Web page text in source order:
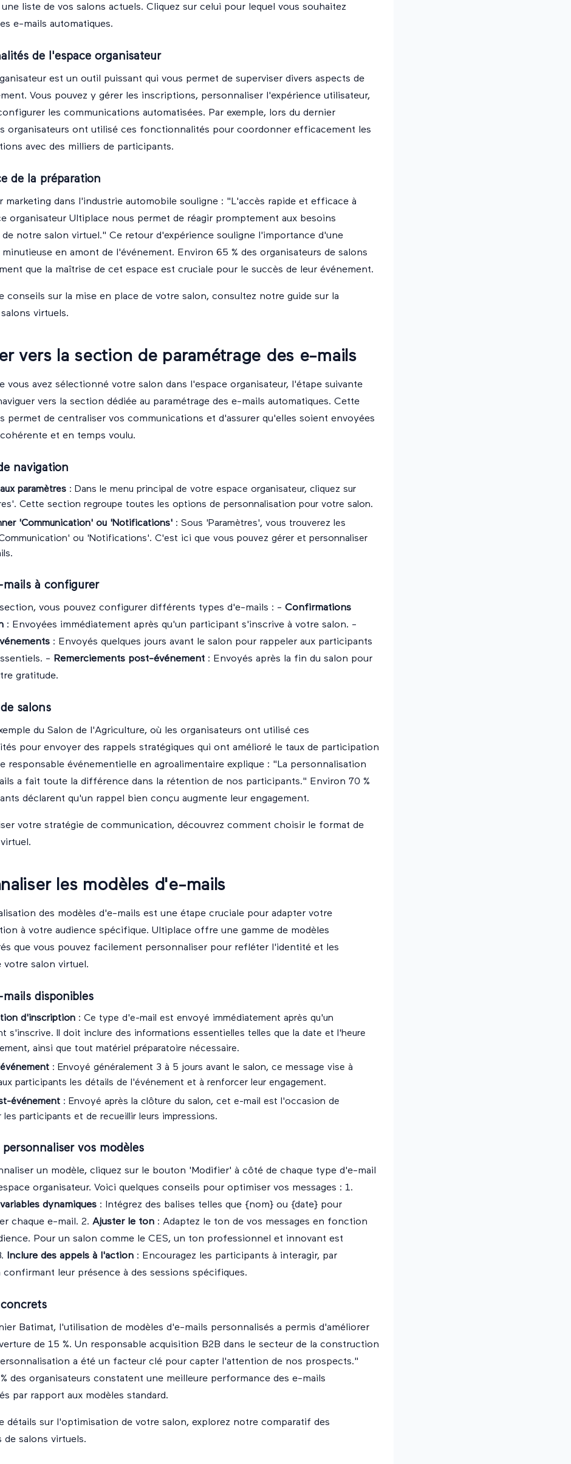
liste de vos salons actuels. Cliquez sur celui pour lequel vous souhaitez
e-mails automatiques.
de l'espace organisateur
est un outil puissant qui vous permet de superviser divers aspects de
Vous pouvez y gérer les inscriptions, personnaliser l'expérience utilisateur,
les communications automatisées. Par exemple, lors du dernier
organisateurs ont utilisé ces fonctionnalités pour coordonner efficacement les
avec des milliers de participants.
de la préparation
marketing dans l'industrie automobile souligne : "L'accès rapide et efficace à
organisateur Ultiplace nous permet de réagir promptement aux besoins
de notre salon virtuel." Ce retour d'expérience souligne l'importance d'une
en amont de l'événement. Environ 65 % des organisateurs de salons
que la maîtrise de cet espace est cruciale pour le succès de leur événement.
conseils sur la mise en place de votre salon, consultez notre guide sur la
virtuels.
vers la section de paramétrage des e-mails
vous avez sélectionné votre salon dans l'espace organisateur, l'étape suivante
vers la section dédiée au paramétrage des e-mails automatiques. Cette
permet de centraliser vos communications et d'assurer qu'elles soient envoyées
et en temps voulu.
navigation
paramètres : Dans le menu principal de votre espace organisateur, cliquez sur
Cette section regroupe toutes les options de personnalisation pour votre salon.
'Communication' ou 'Notifications' : Sous 'Paramètres', vous trouverez les
ou 'Notifications'. C'est ici que vous pouvez gérer et personnaliser
mails à configurer
vous pouvez configurer différents types d'e-mails : - Confirmations
: Envoyées immédiatement après qu'un participant s'inscrive à votre salon. -
: Envoyés quelques jours avant le salon pour rappeler aux participants
- Remerciements post-événement : Envoyés après la fin du salon pour
gratitude.
salons
du Salon de l'Agriculture, où les organisateurs ont utilisé ces
pour envoyer des rappels stratégiques qui ont amélioré le taux de participation
responsable événementielle en agroalimentaire explique : "La personnalisation
a fait toute la différence dans la rétention de nos participants." Environ 70 %
déclarent qu'un rappel bien conçu augmente leur engagement.
votre stratégie de communication, découvrez comment choisir le format de
.
les modèles d'e-mails
des modèles d'e-mails est une étape cruciale pour adapter votre
à votre audience spécifique. Ultiplace offre une gamme de modèles
que vous pouvez facilement personnaliser pour refléter l'identité et les
salon virtuel.
disponibles
d'inscription : Ce type d'e-mail est envoyé immédiatement après qu'un
s'inscrive. Il doit inclure des informations essentielles telles que la date et l'heure
ainsi que tout matériel préparatoire nécessaire.
: Envoyé généralement 3 à 5 jours avant le salon, ce message vise à
participants les détails de l'événement et à renforcer leur engagement.
événement : Envoyé après la clôture du salon, cet e-mail est l'occasion de
les participants et de recueillir leurs impressions.
vos modèles
un modèle, cliquez sur le bouton 'Modifier' à côté de chaque type d'e-mail
organisateur. Voici quelques conseils pour optimiser vos messages : 1.
dynamiques : Intégrez des balises telles que {nom} ou {date} pour
chaque e-mail. 2. Ajuster le ton : Adaptez le ton de vos messages en fonction
Pour un salon comme le CES, un ton professionnel et innovant est
Inclure des appels à l'action : Encouragez les participants à interagir, par
confirmant leur présence à des sessions spécifiques.
concrets
Batimat, l'utilisation de modèles d'e-mails personnalisés a permis d'améliorer
de 15 %. Un responsable acquisition B2B dans le secteur de la construction
a été un facteur clé pour capter l'attention de nos prospects."
des organisateurs constatent une meilleure performance des e-mails
par rapport aux modèles standard.
détails sur l'optimisation de votre salon, explorez notre comparatif des
de salons virtuels.